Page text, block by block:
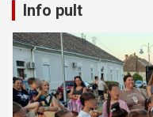
Info pult